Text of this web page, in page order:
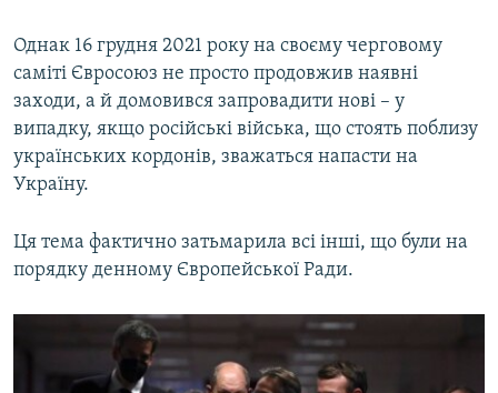
Однак 16 грудня 2021 року на своєму черговому
саміті Євросоюз не просто продовжив наявні
заходи, а й домовився запровадити нові – у
випадку, якщо російські війська, що стоять поблизу
українських кордонів, зважаться напасти на
Україну.
Ця тема фактично затьмарила всі інші, що були на
порядку денному Європейської Ради.